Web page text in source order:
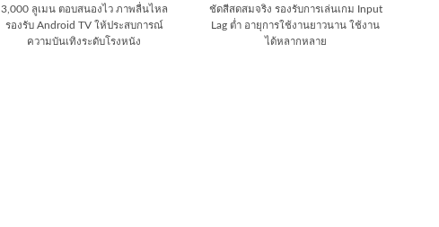
3,000 ลูเมน ตอบสนองไว ภาพลื่นไหล
รองรับ Android TV ให้ประสบการณ์
ความบันเทิงระดับโรงหนัง
ชัดสีสดสมจริง รองรับการเล่นเกม Input
Lag ต่ำ อายุการใช้งานยาวนาน ใช้งาน
ได้หลากหลาย